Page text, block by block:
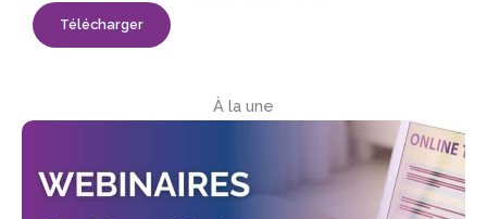
Télécharger
À la une